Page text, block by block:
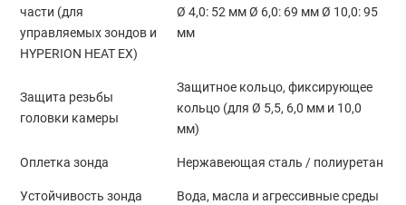
части (для
управляемых зондов и
HYPERION HEAT EX)
Ø 4,0: 52 мм Ø 6,0: 69 мм Ø 10,0: 95
мм
Защита резьбы
головки камеры
Защитное кольцо, фиксирующее
кольцо (для Ø 5,5, 6,0 мм и 10,0
мм)
Оплетка зонда Нержавеющая сталь / полиуретан
Устойчивость зонда Вода, масла и агрессивные среды